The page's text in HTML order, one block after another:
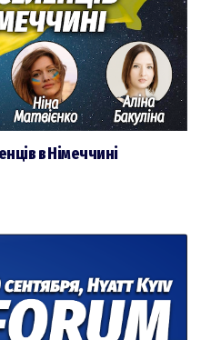
в Німеччині